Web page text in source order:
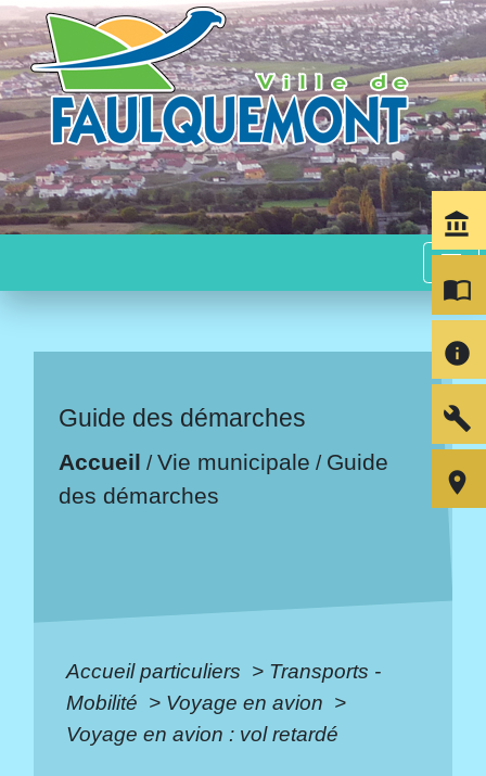
menu
Guide des démarches
Accueil /Vie municipale / Guide
des démarches
Accueil particuliers > Transports -
Mobilité > Voyage en avion >
Voyage en avion : vol retardé
account_balance
import_contacts
info
build
room